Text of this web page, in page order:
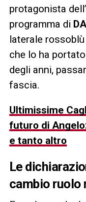
protagonista
programma di
laterale
che lo ha
degli anni,
fascia.
Ultimissime
futuro di
e tanto altro
Le
cambio ruolo